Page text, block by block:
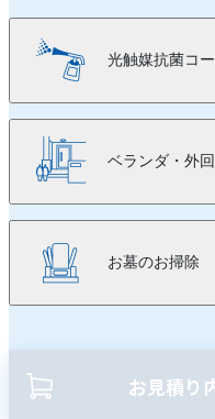
光触媒抗菌コ
ベランダ・外
お墓のお掃除
お見積り